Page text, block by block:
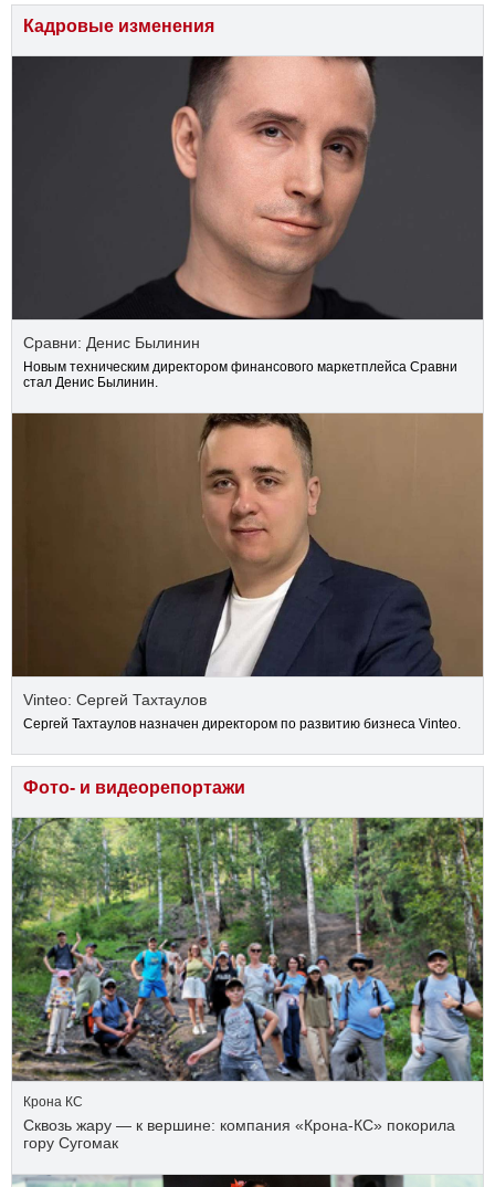
Кадровые изменения
Сравни: Денис Былинин
Новым техническим директором финансового маркетплейса Сравни
стал Денис Былинин.
Vinteo: Сергей Тахтаулов
Сергей Тахтаулов назначен директором по развитию бизнеса Vinteo.
Фото- и видеорепортажи
Крона КС
Сквозь жару — к вершине: компания «Крона‑КС» покорила
гору Сугомак